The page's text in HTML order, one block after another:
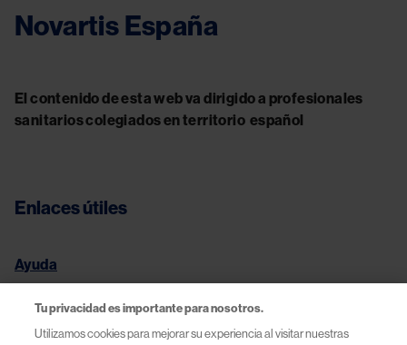
Novartis España
El contenido de esta web va dirigido a profesionales
sanitarios colegiados en territorio español
Enlaces útiles
Ayuda
Condiciones legales
Tu privacidad es importante para nosotros.
Utilizamos cookies para mejorar su experiencia al visitar nuestras